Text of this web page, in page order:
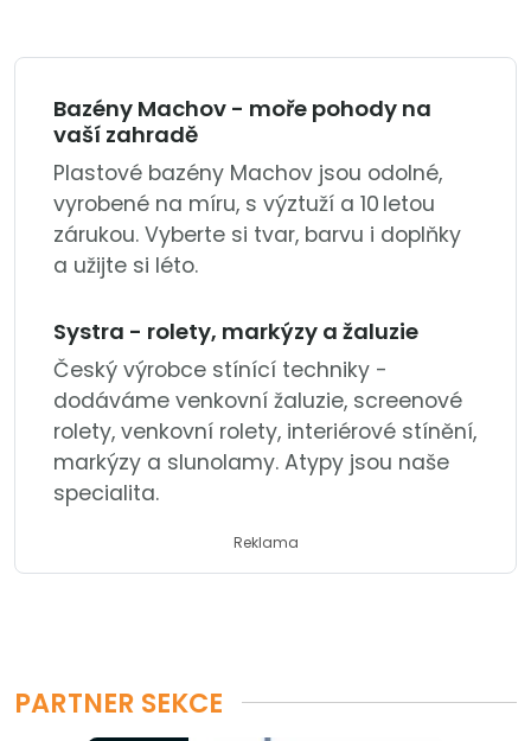
Bazény Machov - moře pohody na
vaší zahradě
Plastové bazény Machov jsou odolné,
vyrobené na míru, s výztuží a 10 letou
zárukou. Vyberte si tvar, barvu i doplňky
a užijte si léto.
Systra - rolety, markýzy a žaluzie
Český výrobce stínící techniky -
dodáváme venkovní žaluzie, screenové
rolety, venkovní rolety, interiérové stínění,
markýzy a slunolamy. Atypy jsou naše
specialita.
Reklama
PARTNER SEKCE